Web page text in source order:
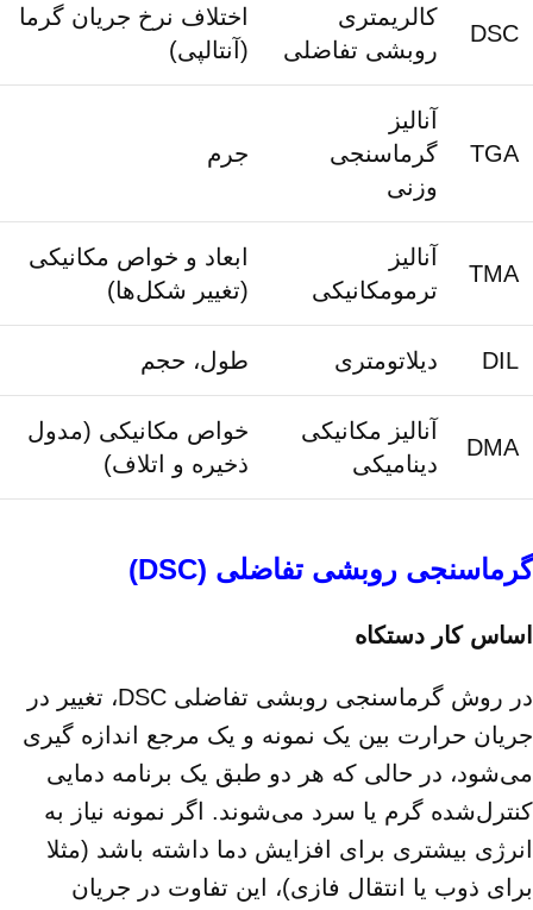
DSC
کالریمتری
روبشی تفاضلی
اختلاف نرخ جریان گرما
(آنتالپی)
TGA
آنالیز
گرماسنجی
وزنی
جرم
TMA
آنالیز
ترمومکانیکی
ابعاد و خواص مکانیکی
(تغییر شکل‌ها)
DIL دیلاتومتری طول، حجم
DMA
آنالیز مکانیکی
دینامیکی
خواص مکانیکی (مدول
ذخیره و اتلاف)
گرماسنجی روبشی تفاضلی (DSC)
اساس کار دستکاه
در روش گرماسنجی روبشی تفاضلی DSC، تغییر در
جریان حرارت بین یک نمونه و یک مرجع اندازه‌ گیری
می‌شود، در حالی که هر دو طبق یک برنامه دمایی
کنترل‌شده گرم یا سرد می‌شوند. اگر نمونه نیاز به
انرژی بیشتری برای افزایش دما داشته باشد (مثلا
برای ذوب یا انتقال فازی)، این تفاوت در جریان